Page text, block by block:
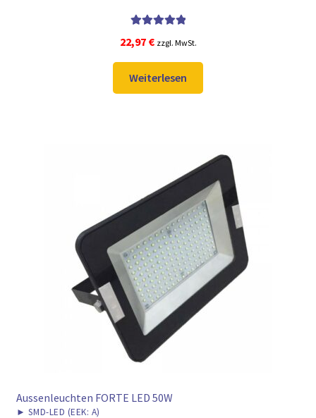
von 5
22,97 € zzgl. MwSt.
Weiterlesen
Aussenleuchten FORTE LED 50W
► SMD-LED (EEK: A)